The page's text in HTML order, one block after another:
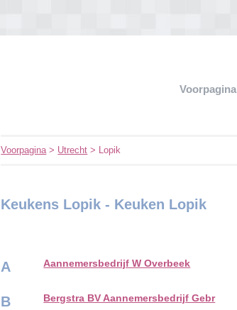
Voorpagina
Voorpagina> Utrecht > Lopik
Keukens Lopik - Keuken Lopik
A Aannemersbedrijf W Overbeek
B
Bergstra BV Aannemersbedrijf Gebr